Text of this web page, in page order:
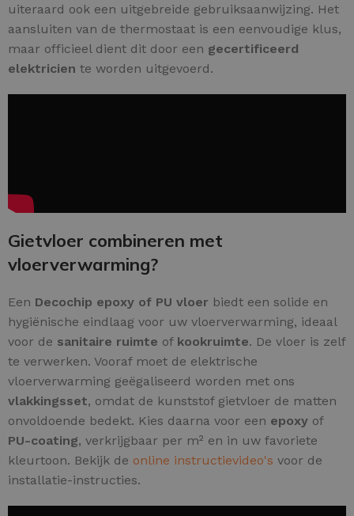
uiteraard ook een uitgebreide gebruiksaanwijzing. Het
aansluiten van de thermostaat is een eenvoudige klus,
maar officieel dient dit door een gecertificeerd
elektricien te worden uitgevoerd.
Gietvloer combineren met
vloerverwarming?
Een Decochip epoxy of PU vloer biedt een solide en
hygiënische eindlaag voor uw vloerverwarming, ideaal
voor de sanitaire ruimte of kookruimte. De vloer is zelf
te verwerken. Vooraf moet de elektrische
vloerverwarming geëgaliseerd worden met ons
vlakkingsset, omdat de kunststof gietvloer de matten
onvoldoende bedekt. Kies daarna voor een epoxy of
PU-coating, verkrijgbaar per m² en in uw favoriete
kleurtoon. Bekijk de online instructievideo's voor de
installatie-instructies.